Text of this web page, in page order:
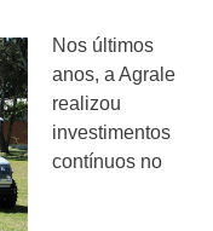
Nos últimos
anos, a Agrale
realizou
investimentos
contínuos no